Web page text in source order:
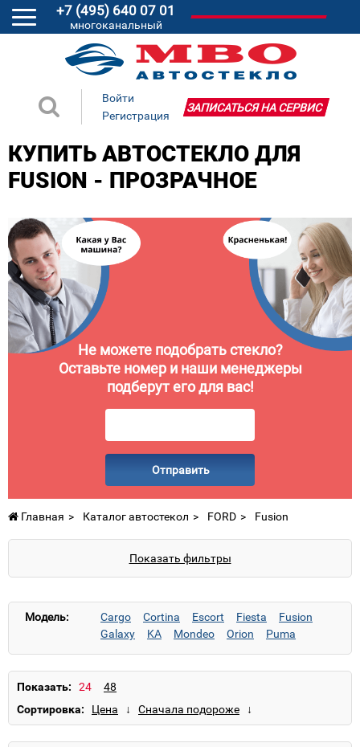
+7 (495) 640 07 01
многоканальный
Войти
Регистрация
ЗАПИСАТЬСЯ НА СЕРВИС
КУПИТЬ АВТОСТЕКЛО ДЛЯ
FUSION - ПРОЗРАЧНОЕ
Не можете подобрать стекло?
Оставьте номер и наши менеджеры
подберут его для вас!
Отправить
Главная Каталог автостекол FORD Fusion
Показать фильтры
Модель: Cargo Cortina Escort Fiesta
Fusion
Galaxy
KA Mondeo Orion
Puma
Показать:
Сортировка: